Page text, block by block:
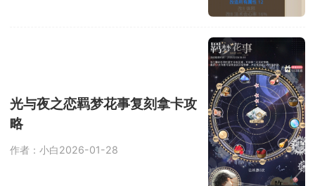
光与夜之恋羁梦花事复刻拿卡攻
略
作者：小白2026-01-28